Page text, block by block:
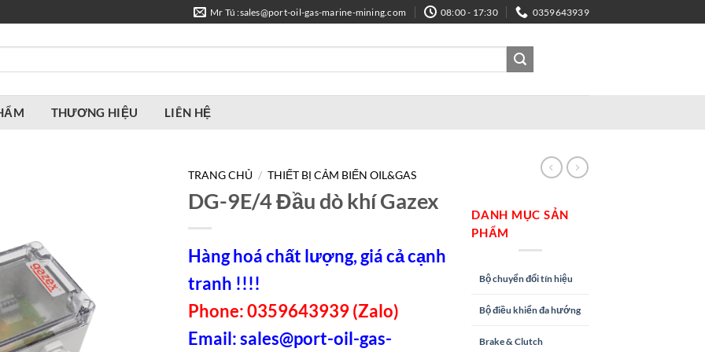
Mr Tú :sales@port-oil-gas-marine-mining.com 08:00 - 17:30 0359643939
THƯƠNG HIỆU LIÊN HỆ
TRANG CHỦ / THIẾT BỊ CẢM BIẾN OIL&GAS
DG-9E/4 Đầu dò khí Gazex
Hàng hoá chất lượng, giá cả cạnh
tranh !!!!
Phone: 0359643939 (Zalo)
Email:sales@port-oil-gas-
DANH MỤC SẢN
PHẨM
Bộ chuyển đổi tín hiệu
Bộ điều khiển đa hướng
Brake & Clutch